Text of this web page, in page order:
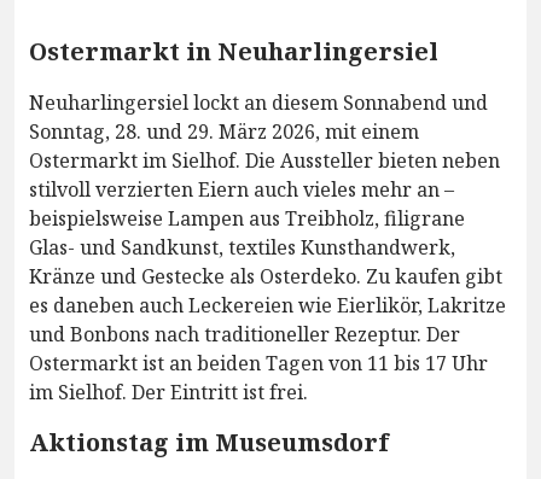
Ostermarkt in Neuharlingersiel
Neuharlingersiel lockt an diesem Sonnabend und
Sonntag, 28. und 29. März 2026, mit einem
Ostermarkt im Sielhof. Die Aussteller bieten neben
stilvoll verzierten Eiern auch vieles mehr an –
beispielsweise Lampen aus Treibholz, filigrane
Glas- und Sandkunst, textiles Kunsthandwerk,
Kränze und Gestecke als Osterdeko. Zu kaufen gibt
es daneben auch Leckereien wie Eierlikör, Lakritze
und Bonbons nach traditioneller Rezeptur. Der
Ostermarkt ist an beiden Tagen von 11 bis 17 Uhr
im Sielhof. Der Eintritt ist frei.
Aktionstag im Museumsdorf